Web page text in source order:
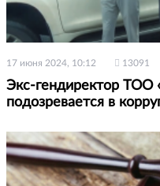
17 июня 2024, 10:12 13091
Экс-гендиректор ТОО
подозревается в